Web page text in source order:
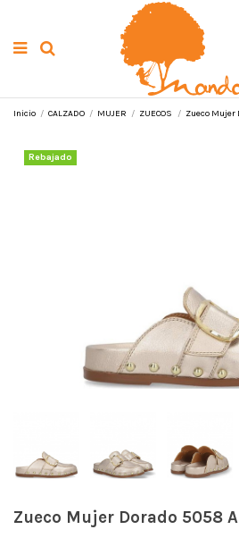
Inicio CALZADO MUJER ZUECOS Zueco Mujer
Rebajado
Zueco Mujer Dorado 5058